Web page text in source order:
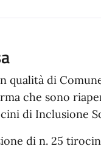
qualità di
che sono
di Inclusione
di n. 25